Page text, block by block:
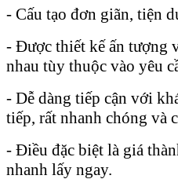
- Cấu tạo đơn giãn, tiện
- Được thiết kế ấn tượng
nhau tùy thuộc vào yêu
- Dễ dàng tiếp cận với
tiếp, rất nhanh chóng và
- Điều đặc biệt là giá
nhanh lấy ngay.